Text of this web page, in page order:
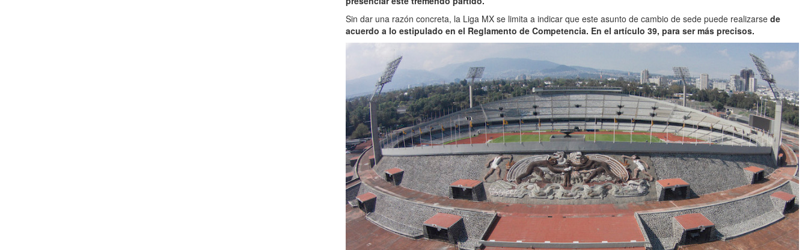
Sin dar una razón concreta, la Liga MX se limita a indicar que este asunto de cambio de sede puede realizarse de
acuerdo a lo estipulado en el Reglamento de Competencia. En el artículo 39, para ser más precisos.